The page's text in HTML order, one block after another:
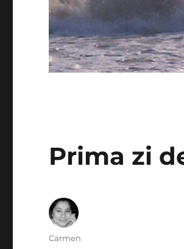
Prima zi
Author
Carmen